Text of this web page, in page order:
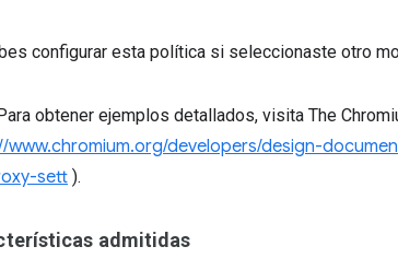
configurar esta política si seleccionaste otro
obtener ejemplos detallados, visita The
www.chromium.org/developers/design-
sett ).
admitidas